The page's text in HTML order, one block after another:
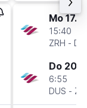
Mo 17.8.
15:40
ZRH -
Do
6:55
DUS -